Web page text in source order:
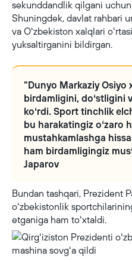
sekunddandlik qilgani
Shuningdek, davlat rahbari
va Oʻzbekiston xalqlari
yuksaltirganini bildirgan.
"Dunyo Markaziy Osiyo
birdamligini, doʻstligini
koʻrdi. Sport tinchlik
bu harakatingiz oʻzaro
mustahkamlashga
ham birdamligingiz
Japarov
Bundan tashqari, Prezident
oʻzbekistonlik
etganiga ham toʻxtaldi.